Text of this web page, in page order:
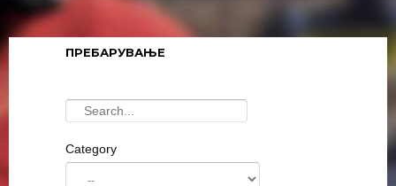
ПРЕБАРУВАЊЕ
Category